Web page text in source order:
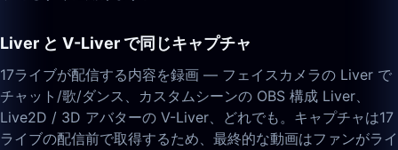
Liver と V-Liver で同じキャプチャ
17ライブが配信する内容を録画 — フェイスカメラの Liver で
チャット/歌/ダンス、カスタムシーンの OBS 構成 Liver、
Live2D / 3D アバターの V-Liver、どれでも。キャプチャは17
ライブの配信前で取得するため、最終的な動画はファンがライ